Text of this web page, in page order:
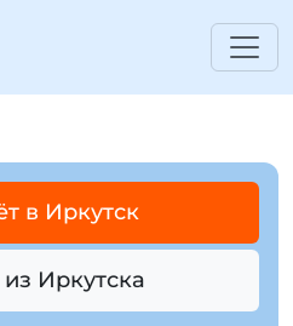
в Иркутск
Иркутска